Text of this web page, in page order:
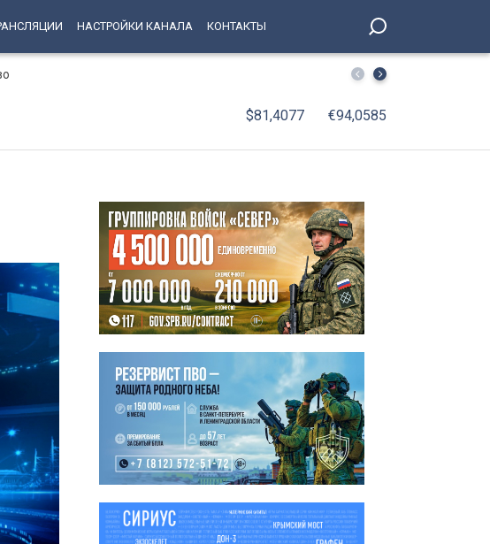
НАСТРОЙКИ КАНАЛА КОНТАКТЫ
В Петербург вернулись юные победители
$81,4077 €94,0585